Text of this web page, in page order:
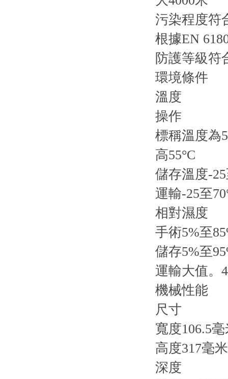
污染程度符
根據EN
防護等級符
環境條件
溫度
操作
標稱溫度為
高55°C
儲存溫度-25
運輸-25至
相對濕度
手術5%至
儲存5%至
運輸大值。
機械性能
尺寸
寬度106.5
高度317毫米
深度